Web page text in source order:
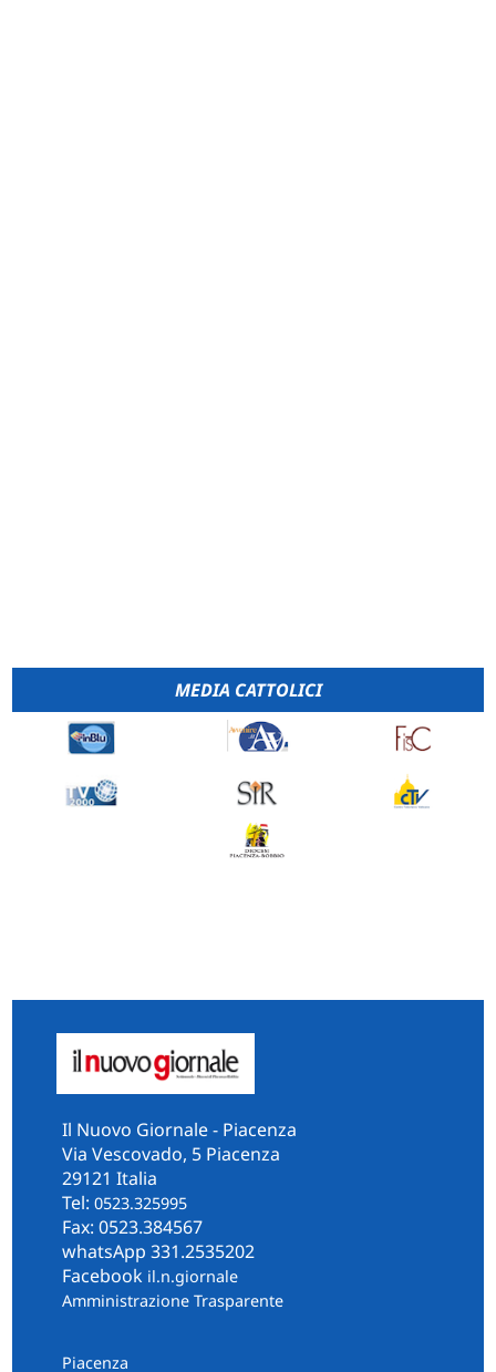
MEDIA CATTOLICI
Il Nuovo Giornale - Piacenza
Via Vescovado, 5 Piacenza
29121 Italia
Tel: 0523.325995
Fax: 0523.384567
whatsApp 331.2535202
Facebook il.n.giornale
Amministrazione Trasparente
Piacenza